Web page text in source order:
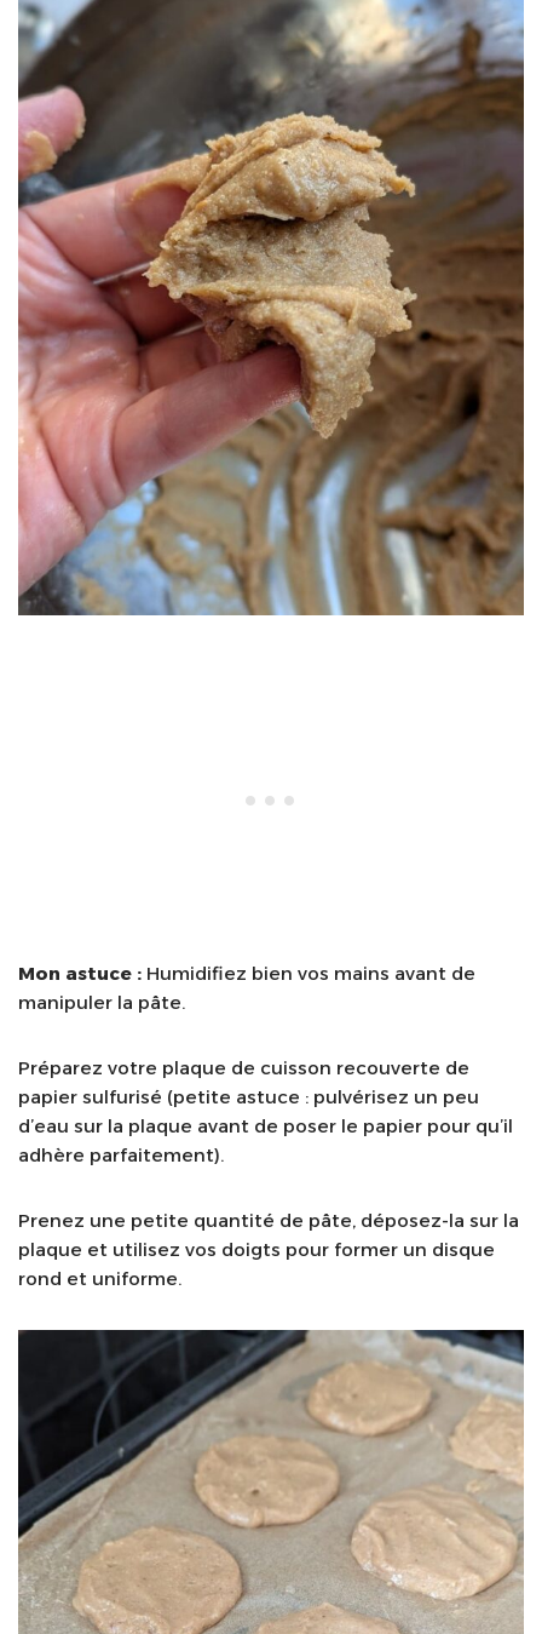
Mon astuce : Humidifiez bien vos mains avant de
manipuler la pâte.
Préparez votre plaque de cuisson recouverte de
papier sulfurisé (petite astuce : pulvérisez un peu
d’eau sur la plaque avant de poser le papier pour qu’il
adhère parfaitement).
Prenez une petite quantité de pâte, déposez-la sur la
plaque et utilisez vos doigts pour former un disque
rond et uniforme.